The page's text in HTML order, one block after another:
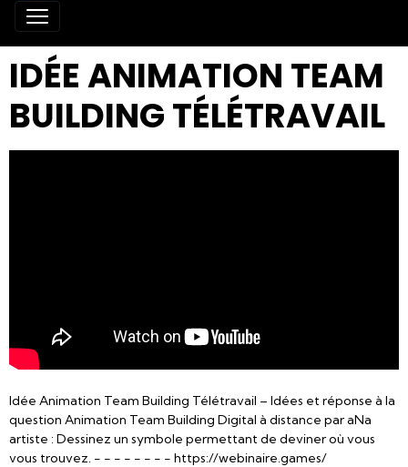
IDÉE ANIMATION TEAM
BUILDING TÉLÉTRAVAIL
Idée Animation Team Building Télétravail – Idées et réponse à la
question Animation Team Building Digital à distance par aNa
artiste : Dessinez un symbole permettant de deviner où vous
vous trouvez. - - - - - - - - https://webinaire.games/